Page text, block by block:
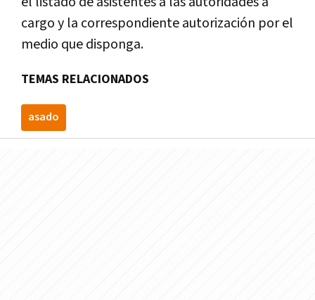
cargo y la correspondiente autorización por el
medio que disponga.
TEMAS RELACIONADOS
asado